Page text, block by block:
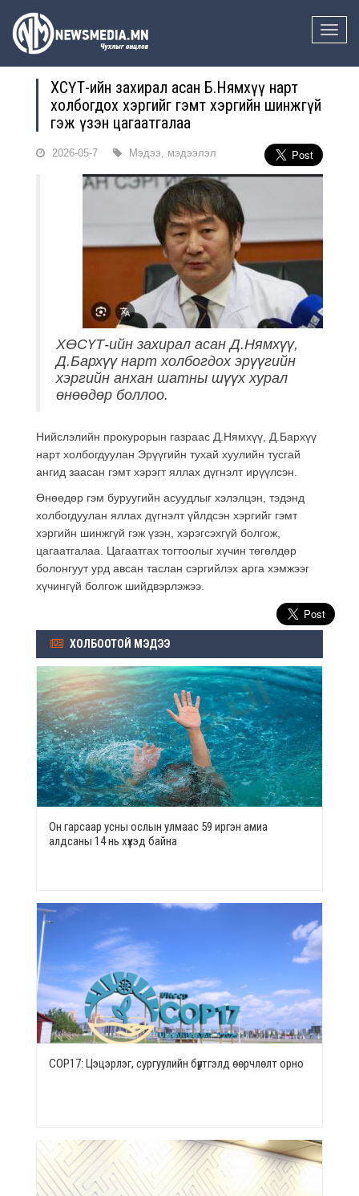
Toggle
ХӨСҮТ-ийн захирал асан Б.Нямхүү нарт
холбогдох хэргийг гэмт хэргийн шинжгүй
гэж үзэн цагаатгалаа
2026-05-7 Мэдээ, мэдээлэл
ХӨСҮТ-ийн захирал асан Д.Нямхүү,
Д.Бархүү нарт холбогдох эрүүгийн
хэргийн анхан шатны шүүх хурал
өнөөдөр боллоо.
Нийслэлийн прокурорын газраас Д.Нямхүү, Д.Бархүү
нарт холбогдуулан Эрүүгийн тухай хуулийн тусгай
ангид заасан гэмт хэрэгт яллах дүгнэлт ирүүлсэн.
Өнөөдөр гэм буруугийн асуудлыг хэлэлцэн, тэдэнд
холбогдуулан яллах дүгнэлт үйлдсэн хэргийг гэмт
хэргийн шинжгүй гэж үзэн, хэрэгсэхгүй болгож,
цагаатгалаа. Цагаатгах тогтоолыг хүчин төгөлдөр
болонгуут урд авсан таслан сэргийлэх арга хэмжээг
хүчингүй болгож шийдвэрлэжээ.
ХОЛБООТОЙ МЭДЭЭ
Он гарсаар усны ослын улмаас 59 иргэн амиа
алдсаны 14 нь хүүхэд байна
СОР17: Цэцэрлэг, сургуулийн бүртгэлд өөрчлөлт орно